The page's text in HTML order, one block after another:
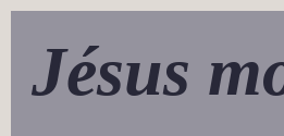
Jésus